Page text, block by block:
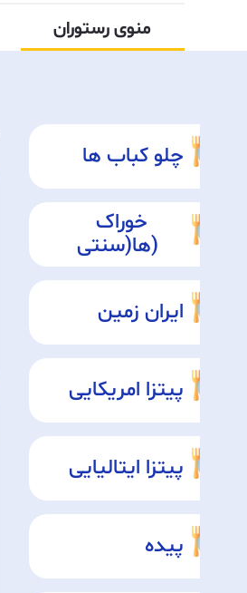
منوی رستوران
چلو کباب ها
خوراک
ها(سنتی)
ایران زمین
پیتزا امریکایی
پیتزا ایتالیایی
پیده